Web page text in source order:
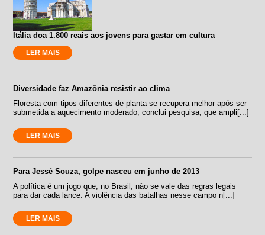
Itália doa 1.800 reais aos jovens para gastar em cultura
LER MAIS
Diversidade faz Amazônia resistir ao clima
Floresta com tipos diferentes de planta se recupera melhor após ser
submetida a aquecimento moderado, conclui pesquisa, que ampli[...]
LER MAIS
Para Jessé Souza, golpe nasceu em junho de 2013
A política é um jogo que, no Brasil, não se vale das regras legais
para dar cada lance. A violência das batalhas nesse campo n[...]
LER MAIS